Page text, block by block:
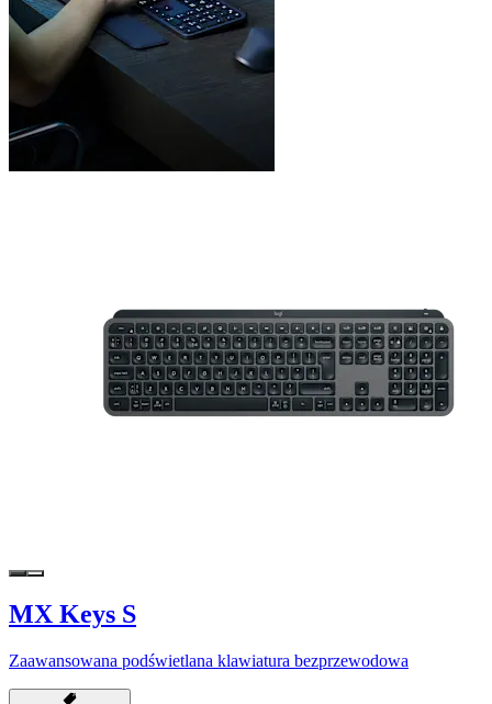
MX Keys S
Zaawansowana podświetlana klawiatura bezprzewodowa